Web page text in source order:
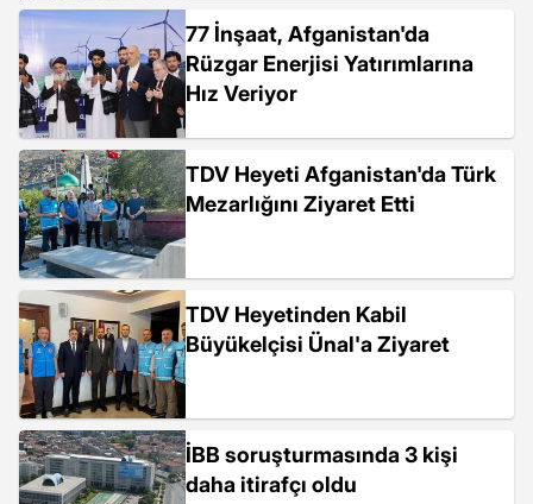
77 İnşaat, Afganistan'da
Rüzgar Enerjisi Yatırımlarına
Hız Veriyor
TDV Heyeti Afganistan'da Türk
Mezarlığını Ziyaret Etti
TDV Heyetinden Kabil
Büyükelçisi Ünal'a Ziyaret
İBB soruşturmasında 3 kişi
daha itirafçı oldu